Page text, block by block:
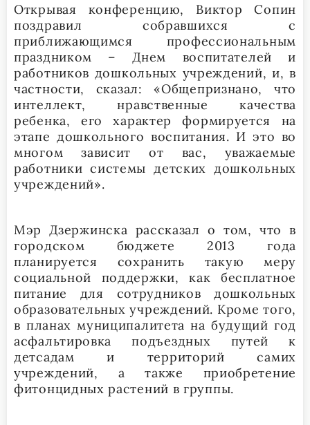
Открывая конференцию, Виктор Сопин
поздравил собравшихся с
приближающимся профессиональным
праздником – Днем воспитателей и
работников дошкольных учреждений, и, в
частности, сказал: «Общепризнано, что
интеллект, нравственные качества
ребенка, его характер формируется на
этапе дошкольного воспитания. И это во
многом зависит от вас, уважаемые
работники системы детских дошкольных
учреждений».
Мэр Дзержинска рассказал о том, что в
городском бюджете 2013 года
планируется сохранить такую меру
социальной поддержки, как бесплатное
питание для сотрудников дошкольных
образовательных учреждений. Кроме того,
в планах муниципалитета на будущий год
асфальтировка подъездных путей к
детсадам и территорий самих
учреждений, а также приобретение
фитонцидных растений в группы.